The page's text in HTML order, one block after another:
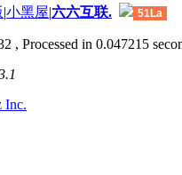
|小黑屋|六六互联. 51La
, Processed in 0.047215
Inc.